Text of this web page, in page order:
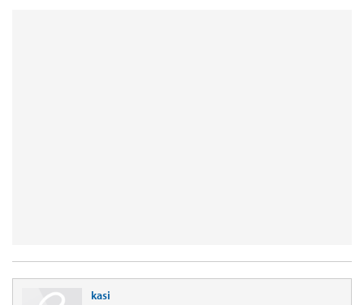
kasi